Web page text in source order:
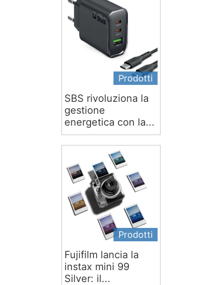
Prodotti
SBS rivoluziona la
gestione
energetica con la...
Prodotti
Fujifilm lancia la
instax mini 99
Silver: il...